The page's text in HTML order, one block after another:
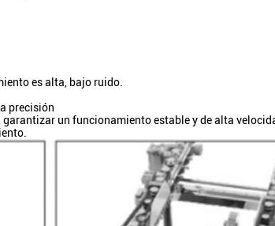
es alta, bajo ruido.
precisión
un funcionamiento estable y de alta